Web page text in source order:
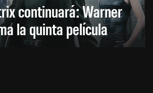
continuará: Warner
la quinta película